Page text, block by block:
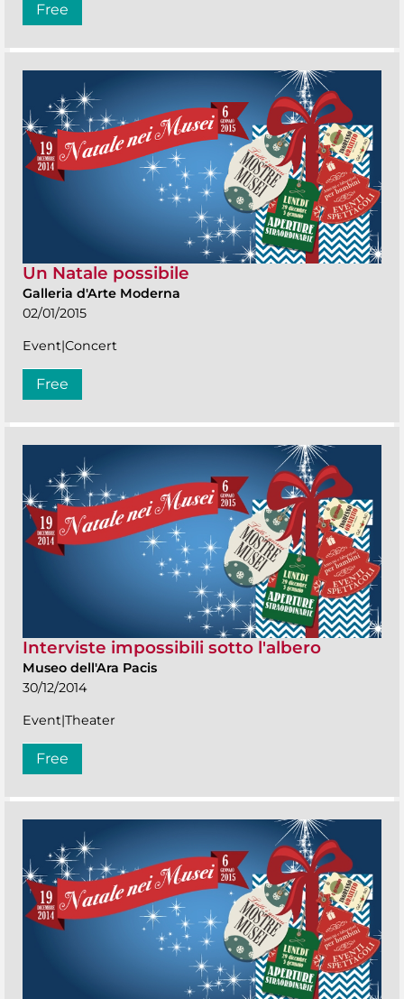
Free
Un Natale possibile
Galleria d'Arte Moderna
02/01/2015
Event|Concert
Free
Interviste impossibili sotto l'albero
Museo dell'Ara Pacis
30/12/2014
Event|Theater
Free